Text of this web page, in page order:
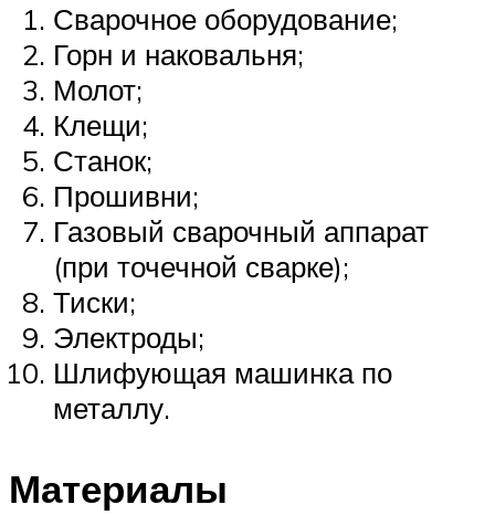
Сварочное оборудование;
Горн и наковальня;
Молот;
Клещи;
Станок;
Прошивни;
Газовый сварочный аппарат
(при точечной сварке);
Тиски;
Электроды;
Шлифующая машинка по
металлу.
Материалы